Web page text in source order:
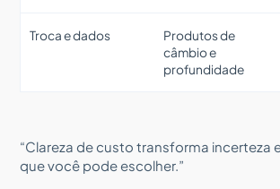
Troca e dados
Produtos de
câmbio e
profundidade
“Clareza de custo transforma incerteza
que você pode escolher.”